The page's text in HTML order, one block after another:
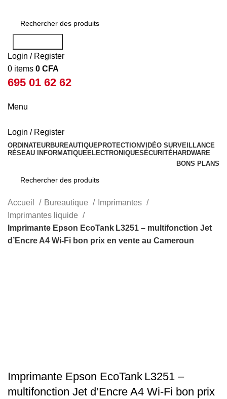
Login / Register
0 items 0 CFA
695 01 62 62
Menu
Login / Register
ORDINATEURBUREAUTIQUEPROTECTIONVIDÉO SURVEILLANCE
RÉSEAU INFORMATIQUEELECTRONIQUESÉCURITÉHARDWARE
BONS PLANS
Rechercher
Accueil Bureautique
Imprimantes
Imprimantes liquide
Imprimante Epson EcoTank L3251 – multifonction Jet
d’Encre A4 Wi‑Fi bon prix en vente au Cameroun
Imprimante Epson EcoTank L3251 –
multifonction Jet d’Encre A4 Wi‑Fi bon prix